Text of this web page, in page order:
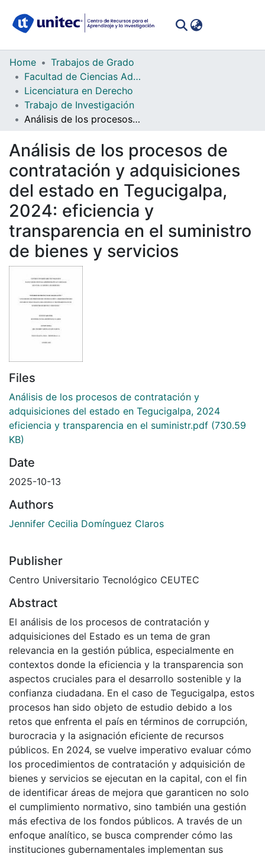
Communities
Collections
All of DSpace
Statistics
Home
Trabajos de Grado
Facultad de Ciencias Administrativas y Sociales
Licenciatura en Derecho
Trabajo de Investigación
Análisis de los procesos de contratación y adquisiciones del estado en Tegucigalpa, 2024: eficiencia y transparencia en el suministro de bienes y servicios
Análisis de los procesos de
contratación y adquisiciones
del estado en Tegucigalpa,
2024: eficiencia y
transparencia en el suministro
de bienes y servicios
Files
Análisis de los procesos de contratación y
adquisiciones del estado en Tegucigalpa, 2024
eficiencia y transparencia en el suministr.pdf (730.59
KB)
Date
2025-10-13
Authors
Jennifer Cecilia Domínguez Claros
Publisher
Centro Universitario Tecnológico CEUTEC
Abstract
El análisis de los procesos de contratación y
adquisiciones del Estado es un tema de gran
relevancia en la gestión pública, especialmente en
contextos donde la eficiencia y la transparencia son
aspectos cruciales para el desarrollo sostenible y la
confianza ciudadana. En el caso de Tegucigalpa, estos
procesos han sido objeto de estudio debido a los
retos que enfrenta el país en términos de corrupción,
burocracia y la asignación eficiente de recursos
públicos. En 2024, se vuelve imperativo evaluar cómo
los procedimientos de contratación y adquisición de
bienes y servicios se ejecutan en la capital, con el fin
de identificar áreas de mejora que garanticen no solo
el cumplimiento normativo, sino también una gestión
más efectiva de los fondos públicos. A través de un
enfoque analítico, se busca comprender cómo las
instituciones gubernamentales implementan sus